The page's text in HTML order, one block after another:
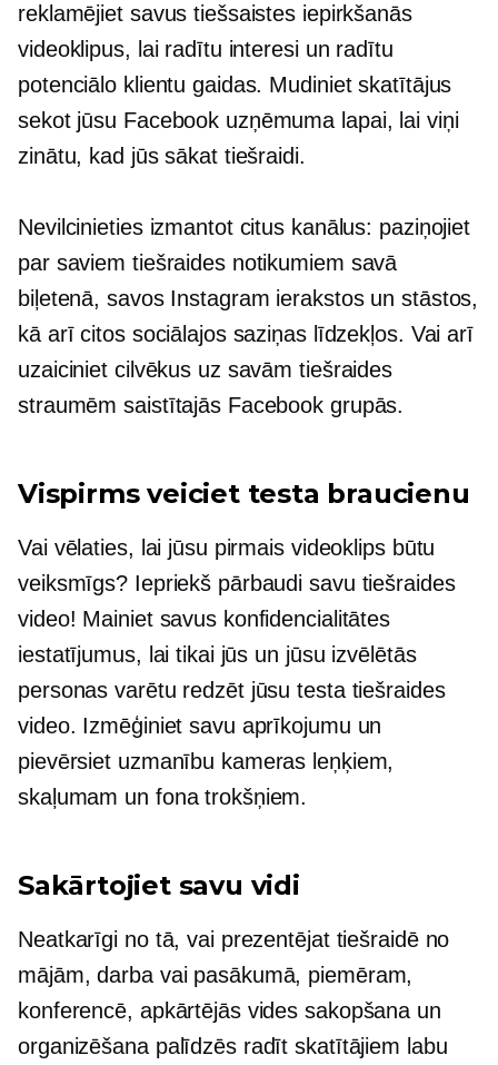
reklamējiet savus tiešsaistes iepirkšanās
videoklipus, lai radītu interesi un radītu
potenciālo klientu gaidas. Mudiniet skatītājus
sekot jūsu Facebook uzņēmuma lapai, lai viņi
zinātu, kad jūs sākat tiešraidi.
Nevilcinieties izmantot citus kanālus: paziņojiet
par saviem tiešraides notikumiem savā
biļetenā, savos Instagram ierakstos un stāstos,
kā arī citos sociālajos saziņas līdzekļos. Vai arī
uzaiciniet cilvēkus uz savām tiešraides
straumēm saistītajās Facebook grupās.
Vispirms veiciet testa braucienu
Vai vēlaties, lai jūsu pirmais videoklips būtu
veiksmīgs? Iepriekš pārbaudi savu tiešraides
video! Mainiet savus konfidencialitātes
iestatījumus, lai tikai jūs un jūsu izvēlētās
personas varētu redzēt jūsu testa tiešraides
video. Izmēģiniet savu aprīkojumu un
pievērsiet uzmanību kameras leņķiem,
skaļumam un fona trokšņiem.
Sakārtojiet savu vidi
Neatkarīgi no tā, vai prezentējat tiešraidē no
mājām, darba vai pasākumā, piemēram,
konferencē, apkārtējās vides sakopšana un
organizēšana palīdzēs radīt skatītājiem labu